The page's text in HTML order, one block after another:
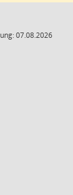
07.08.2026